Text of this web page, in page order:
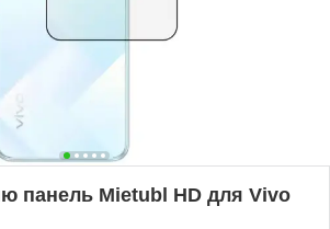
панель Mietubl HD для Vivo